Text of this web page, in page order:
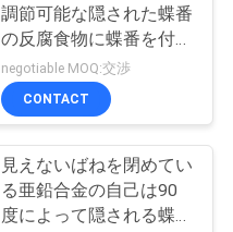
調節可能な隠された蝶番
の反腐食物に蝶番を付け
ます
negotiable MOQ:交渉
CONTACT
見えないばねを閉めてい
る亜鉛合金の自己は90
度によって隠される蝶番